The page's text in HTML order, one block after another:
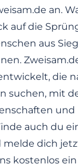
an.
auf die
aus
die
suchen, mit
auch du
melde dich
kostenlos